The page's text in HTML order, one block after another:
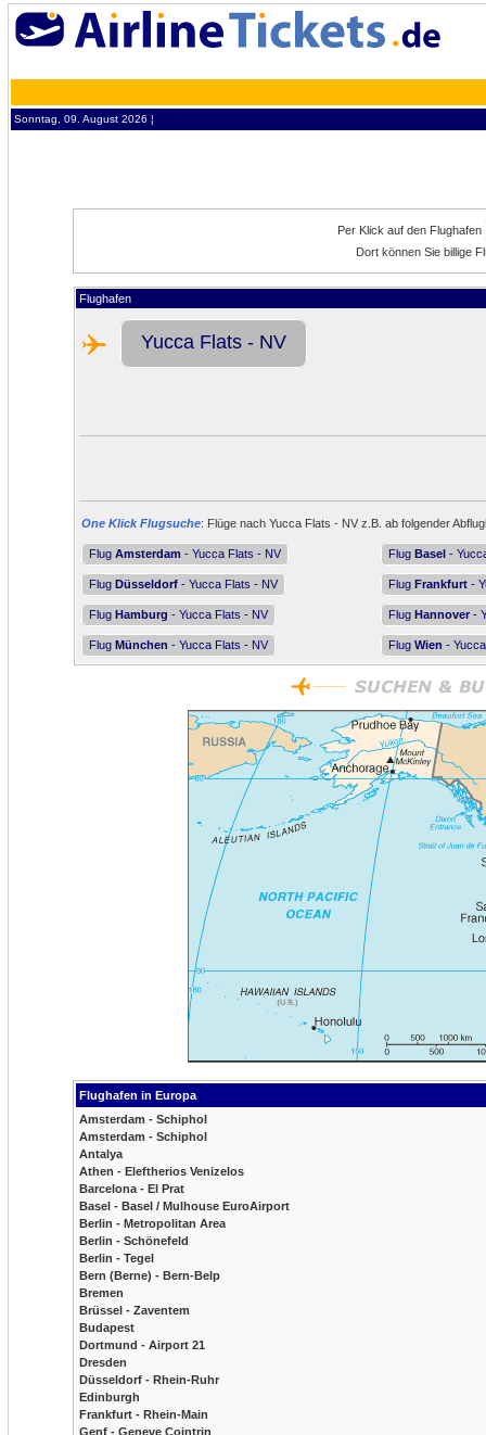
Sonntag, 09. August 2026 ¦
Per Klick auf den Flughafen
Dort können Sie billige
Flughafen
Yucca Flats - NV
One Klick Flugsuche: Flüge nach Yucca Flats - NV z.B. ab folgender
Flug Amsterdam - Yucca Flats - NV Flug Basel -
Flug Düsseldorf - Yucca Flats - NV Flug Frankfurt -
Flug Hamburg - Yucca Flats - NV Flug Hannover -
Flug München - Yucca Flats - NV Flug Wien -
Flughafen in Europa
Amsterdam - Schiphol
Amsterdam - Schiphol
Antalya
Athen - Eleftherios Venizelos
Barcelona - El Prat
Basel - Basel / Mulhouse EuroAirport
Berlin - Metropolitan Area
Berlin - Schönefeld
Berlin - Tegel
Bern (Berne) - Bern-Belp
Bremen
Brüssel - Zaventem
Budapest
Dortmund - Airport 21
Dresden
Düsseldorf - Rhein-Ruhr
Edinburgh
Frankfurt - Rhein-Main
Genf - Geneve Cointrin